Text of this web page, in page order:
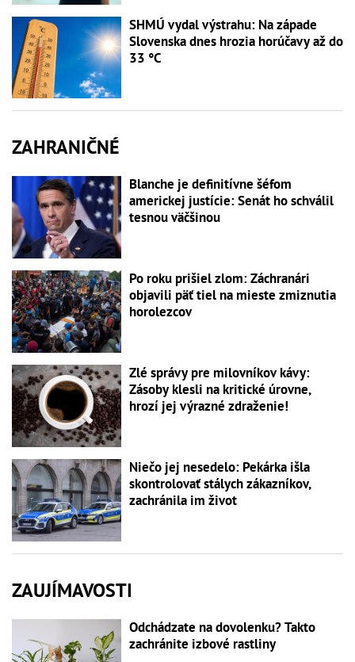
SHMÚ vydal výstrahu: Na západe
Slovenska dnes hrozia horúčavy až do
33 °C
ZAHRANIČNÉ
Blanche je definitívne šéfom
americkej justície: Senát ho schválil
tesnou väčšinou
Po roku prišiel zlom: Záchranári
objavili päť tiel na mieste zmiznutia
horolezcov
Zlé správy pre milovníkov kávy:
Zásoby klesli na kritické úrovne,
hrozí jej výrazné zdraženie!
Niečo jej nesedelo: Pekárka išla
skontrolovať stálych zákazníkov,
zachránila im život
ZAUJÍMAVOSTI
Odchádzate na dovolenku? Takto
zachránite izbové rastliny